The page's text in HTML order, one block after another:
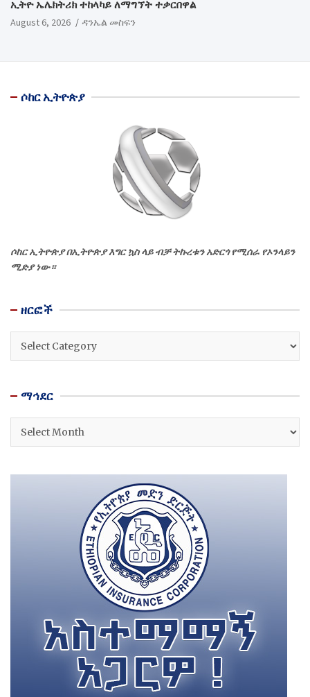
ኢትዮ ኤሌክትሪክ ተከላካይ ለማግኘት ተቃርበዋል
August 6, 2026 ዳንኤል መስፍን
ሶከር ኢትዮጵያ
ሶከር ኢትዮጵያ በኢትዮጵያ እግር ኳስ ላይ ብቻ ትኩረቱን አድርጎ የሚሰራ የኦንላይን
ሚድያ ነው።
ዘርፎች
ዘርፎች
ማኅደር
ማኅደር